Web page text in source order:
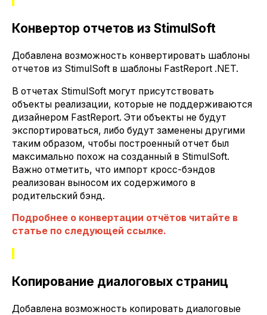
Конвертор отчетов из StimulSoft
Добавлена возможность конвертировать шаблоны
отчетов из StimulSoft в шаблоны FastReport .NET.
В отчетах StimulSoft могут присутствовать
объекты реализации, которые не поддерживаются
дизайнером FastReport. Эти объекты не будут
экспортироваться, либо будут заменены другими
таким образом, чтобы построенный отчет был
максимально похож на созданный в StimulSoft.
Важно отметить, что импорт кросс-бэндов
реализован выносом их содержимого в
родительский бэнд.
Подробнее о конвертации отчётов читайте в
статье по следующей ссылке.
Копирование диалоговых страниц
Добавлена возможность копировать диалоговые